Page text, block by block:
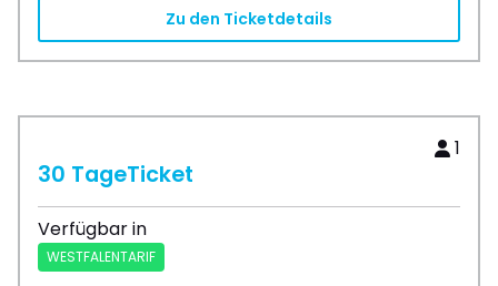
Zu den Ticketdetails
1
30 TageTicket
Verfügbar in
WESTFALENTARIF